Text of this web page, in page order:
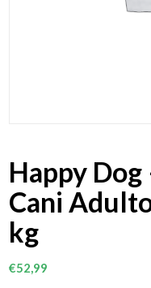
Happy
Cani
kg
€52,99